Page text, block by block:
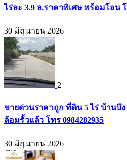
ไร่ละ 3.9 ล.ราคาพิเศษ พร้อมโอน โ
30 มิถุนายน 2026
2
ขายด่วนราคาถูก ที่ดิน 5 ไร่ บ้านบึ
ล้อมรั้วแล้ว โทร 0984282935
30 มิถุนายน 2026